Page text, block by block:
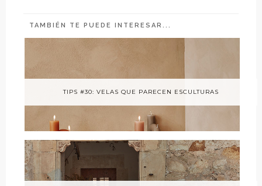
TAMBIÉN TE PUEDE INTERESAR...
TIPS #30: VELAS QUE PARECEN ESCULTURAS